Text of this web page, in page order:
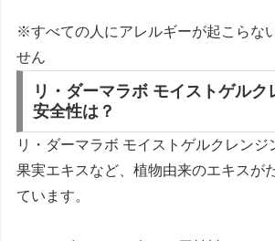
※すべての人にアレルギーが起こらな
せん
リ・ダーマラボ モイストゲルク
安全性は？
リ・ダーマラボ モイストゲルクレンジ
果実エキスなど、植物由来のエキスが
ています。